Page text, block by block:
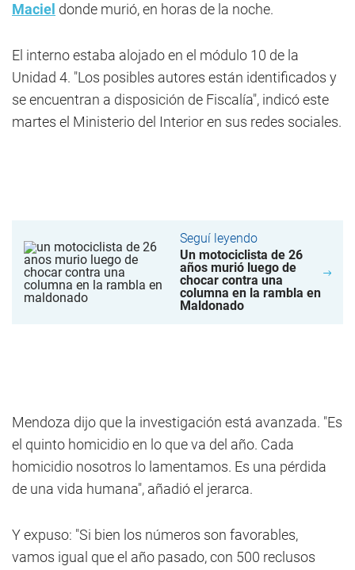
Maciel donde murió, en horas de la noche.
El interno estaba alojado en el módulo 10 de la
Unidad 4. "Los posibles autores están identificados y
se encuentran a disposición de Fiscalía", indicó este
martes el Ministerio del Interior en sus redes sociales.
Seguí leyendo
Un motociclista de 26
años murió luego de
chocar contra una
columna en la rambla en
Maldonado
Mendoza dijo que la investigación está avanzada. "Es
el quinto homicidio en lo que va del año. Cada
homicidio nosotros lo lamentamos. Es una pérdida
de una vida humana", añadió el jerarca.
Y expuso: "Si bien los números son favorables,
vamos igual que el año pasado, con 500 reclusos